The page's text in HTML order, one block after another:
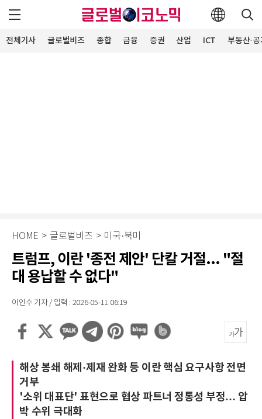
전체기사 글로벌비즈 종합 금융 증권 산업 ICT 부동산·
HOME > 글로벌비즈 > 미국·북미
트럼프, 이란 '종전 제안' 단칼 거절... "절
대 용납할 수 없다"
이인수 기자 / 입력 : 2026-05-11 06:19
해상 봉쇄 해제·제재 완화 등 이란 핵심 요구사항 전면
거부
'소위 대표단' 표현으로 협상 파트너 정통성 부정… 압
박 수위 극대화